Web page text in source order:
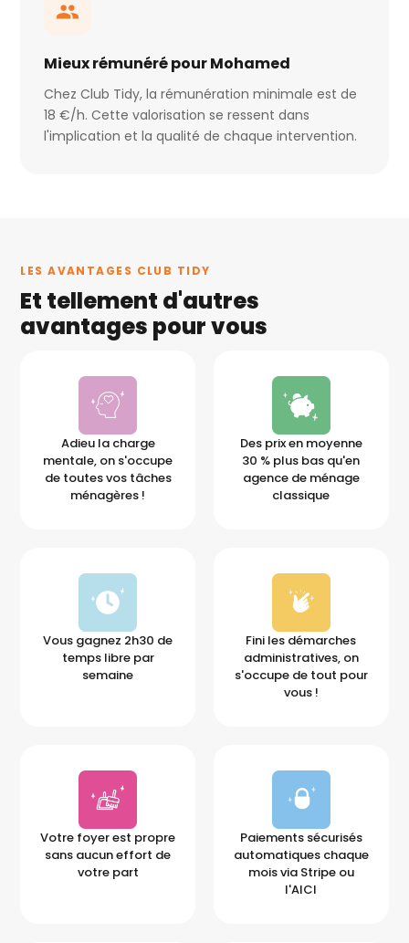
Mieux rémunéré pour Mohamed
Chez Club Tidy, la rémunération minimale est de
18 €/h. Cette valorisation se ressent dans
l'implication et la qualité de chaque intervention.
LES AVANTAGES CLUB TIDY
Et tellement d'autres
avantages pour vous
Adieu la charge
mentale, on s'occupe
de toutes vos tâches
ménagères !
Des prix en moyenne
30 % plus bas qu'en
agence de ménage
classique
Vous gagnez 2h30 de
temps libre par
semaine
Fini les démarches
administratives, on
s'occupe de tout pour
vous !
Votre foyer est propre
sans aucun effort de
votre part
Paiements sécurisés
automatiques chaque
mois via Stripe ou
l'AICI